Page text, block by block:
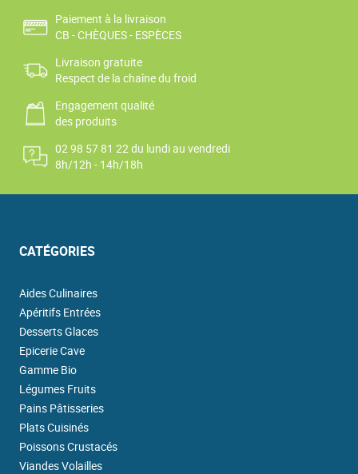
Paiement à la livraison
CB - CHÈQUES - ESPÈCES
Livraison gratuite
Respect de la chaîne du froid
Engagement qualité
des produits
02 98 57 81 22 du lundi au vendredi
8h/12h - 14h/18h
CATÉGORIES
Aides Culinaires
Apéritifs Entrées
Desserts Glaces
Epicerie Cave
Gamme Bio
Légumes Fruits
Pains Pâtisseries
Plats Cuisinés
Poissons Crustacés
Viandes Volailles